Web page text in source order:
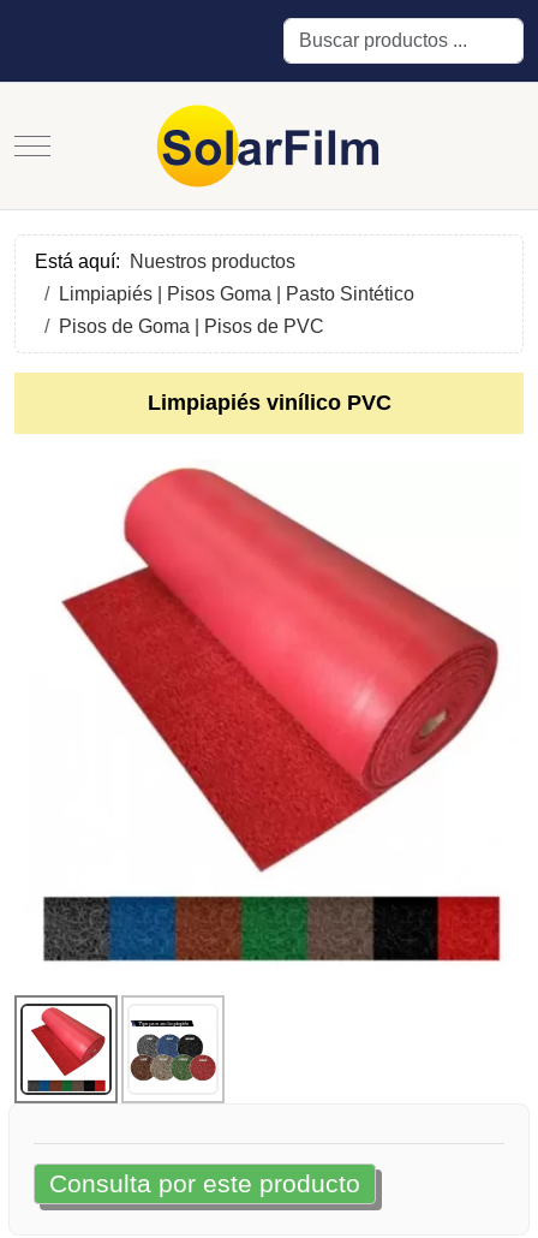
Buscar
Mobile Menu Toggle
Está aquí:
Nuestros productos
Limpiapiés | Pisos Goma | Pasto Sintético
Pisos de Goma | Pisos de PVC
Limpiapiés vinílico PVC
Consulta por este producto